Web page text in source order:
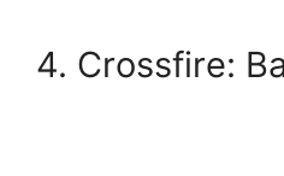
4. Crossfire: